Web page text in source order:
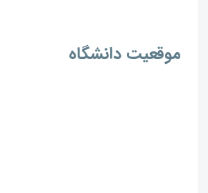
موقعیت دانشگاه